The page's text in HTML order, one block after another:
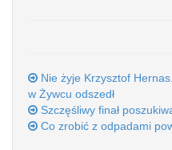
Nie żyje Krzysztof
w Żywcu odszedł
Szczęśliwy finał
Co zrobić z odpadami